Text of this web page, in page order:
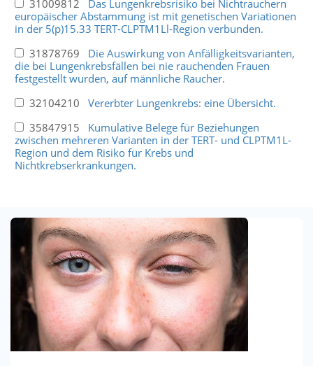
31009812 Das Lungenkrebsrisiko bei Nichtrauchern
europäischer Abstammung ist mit genetischen Variationen
in der 5(p)15.33 TERT-CLPTM1Ll-Region verbunden.
31878769 Die Auswirkung von Anfälligkeitsvarianten,
die bei Lungenkrebsfällen bei nie rauchenden Frauen
festgestellt wurden, auf männliche Raucher.
32104210 Vererbter Lungenkrebs: eine Übersicht.
35847915 Kumulative Belege für Beziehungen
zwischen mehreren Varianten in der TERT- und CLPTM1L-
Region und dem Risiko für Krebs und
Nichtkrebserkrankungen.